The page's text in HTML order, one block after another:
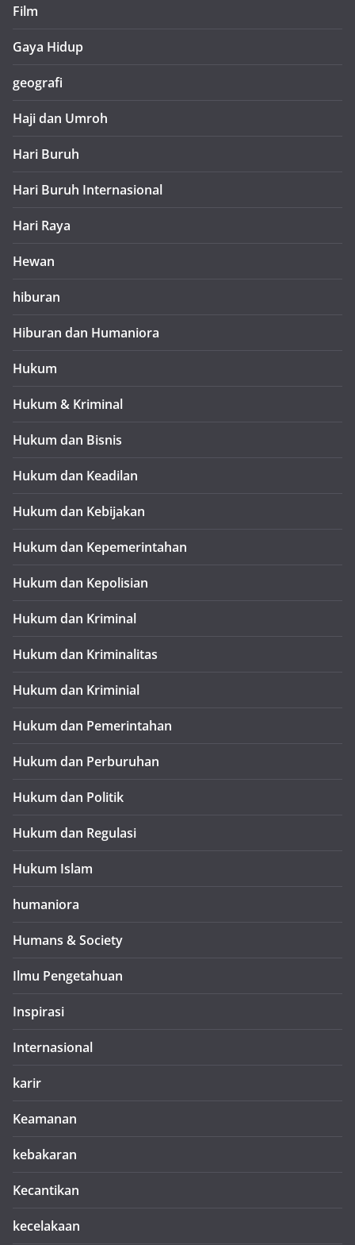
Film
Gaya Hidup
geografi
Haji dan Umroh
Hari Buruh
Hari Buruh Internasional
Hari Raya
Hewan
hiburan
Hiburan dan Humaniora
Hukum
Hukum & Kriminal
Hukum dan Bisnis
Hukum dan Keadilan
Hukum dan Kebijakan
Hukum dan Kepemerintahan
Hukum dan Kepolisian
Hukum dan Kriminal
Hukum dan Kriminalitas
Hukum dan Kriminial
Hukum dan Pemerintahan
Hukum dan Perburuhan
Hukum dan Politik
Hukum dan Regulasi
Hukum Islam
humaniora
Humans & Society
Ilmu Pengetahuan
Inspirasi
Internasional
karir
Keamanan
kebakaran
Kecantikan
kecelakaan